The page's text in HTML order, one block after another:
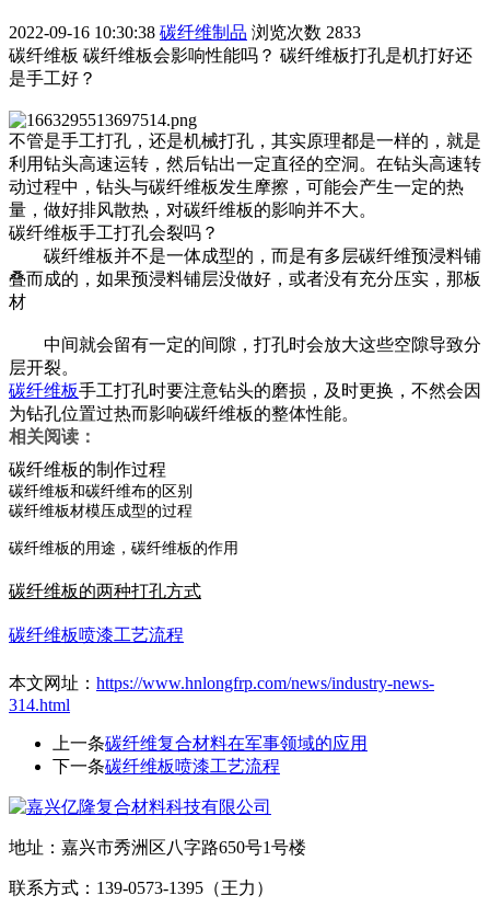
2022-09-16 10:30:38 碳纤维制品 浏览次数 2833
碳纤维板 碳纤维板会影响性能吗？ 碳纤维板打孔是机打好还
是手工好？
不管是手工打孔，还是机械打孔，其实原理都是一样的，就是
利用钻头高速运转，然后钻出一定直径的空洞。在钻头高速转
动过程中，钻头与碳纤维板发生摩擦，可能会产生一定的热
量，做好排风散热，对碳纤维板的影响并不大。
碳纤维板手工打孔会裂吗？
碳纤维板并不是一体成型的，而是有多层碳纤维预浸料铺
叠而成的，如果预浸料铺层没做好，或者没有充分压实，那板
材
中间就会留有一定的间隙，打孔时会放大这些空隙导致分
层开裂。
碳纤维板手工打孔时要注意钻头的磨损，及时更换，不然会因
为钻孔位置过热而影响碳纤维板的整体性能。
相关阅读：
碳纤维板的制作过程
碳纤维板和碳纤维布的区别
碳纤维板材模压成型的过程
碳纤维板的用途，碳纤维板的作用
碳纤维板的两种打孔方式
碳纤维板喷漆工艺流程
本文网址： https://www.hnlongfrp.com/news/industry-news-
314.html
上一条碳纤维复合材料在军事领域的应用
下一条碳纤维板喷漆工艺流程
地址：嘉兴市秀洲区八字路650号1号楼
联系方式：139-0573-1395（王力）